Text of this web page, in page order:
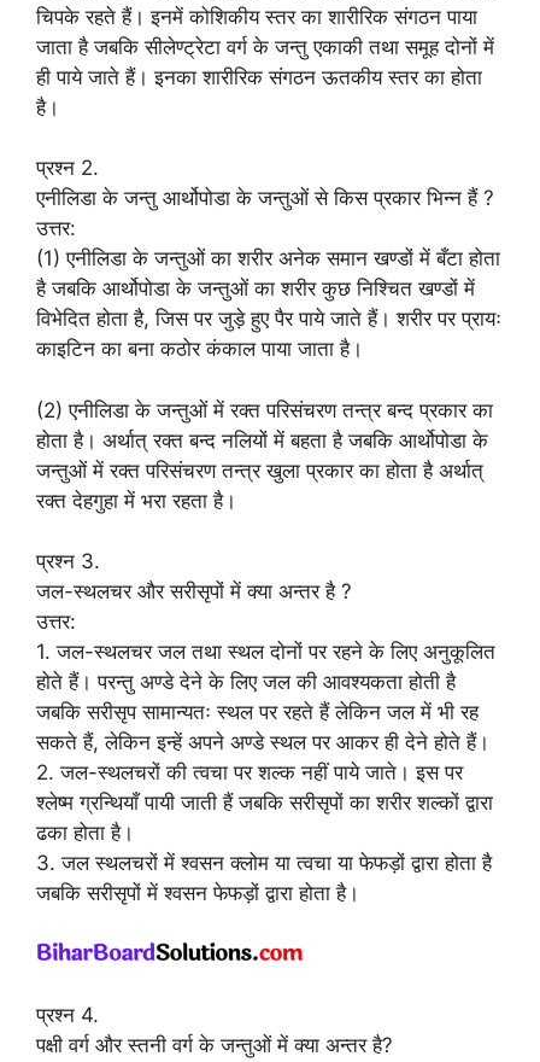
चिपके रहते हैं। इनमें कोशिकीय स्तर का शारीरिक संगठन पाया
जाता है जबकि सीलेण्ट्रेटा वर्ग के जन्तु एकाकी तथा समूह दोनों में
ही पाये जाते हैं। इनका शारीरिक संगठन ऊतकीय स्तर का होता
है।
प्रश्न 2.
एनीलिडा के जन्तु आर्थोपोडा के जन्तुओं से किस प्रकार भिन्न हैं ?
उत्तर:
(1) एनीलिडा के जन्तुओं का शरीर अनेक समान खण्डों में बँटा होता
है जबकि आर्थोपोडा के जन्तुओं का शरीर कुछ निश्चित खण्डों में
विभेदित होता है, जिस पर जुड़े हुए पैर पाये जाते हैं। शरीर पर प्रायः
काइटिन का बना कठोर कंकाल पाया जाता है।
(2) एनीलिडा के जन्तुओं में रक्त परिसंचरण तन्त्र बन्द प्रकार का
होता है। अर्थात् रक्त बन्द नलियों में बहता है जबकि आर्थोपोडा के
जन्तुओं में रक्त परिसंचरण तन्त्र खुला प्रकार का होता है अर्थात्
रक्त देहगुहा में भरा रहता है।
प्रश्न 3.
जल-स्थलचर और सरीसृपों में क्या अन्तर है ?
उत्तर:
1. जल-स्थलचर जल तथा स्थल दोनों पर रहने के लिए अनुकूलित
होते हैं। परन्तु अण्डे देने के लिए जल की आवश्यकता होती है
जबकि सरीसृप सामान्यतः स्थल पर रहते हैं लेकिन जल में भी रह
सकते हैं, लेकिन इन्हें अपने अण्डे स्थल पर आकर ही देने होते हैं।
2. जल-स्थलचरों की त्वचा पर शल्क नहीं पाये जाते। इस पर
श्लेष्म ग्रन्थियाँ पायी जाती हैं जबकि सरीसृपों का शरीर शल्कों द्वारा
ढका होता है।
3. जल स्थलचरों में श्वसन क्लोम या त्वचा या फेफड़ों द्वारा होता है
जबकि सरीसृपों में श्वसन फेफड़ों द्वारा होता है।
प्रश्न 4.
पक्षी वर्ग और स्तनी वर्ग के जन्तुओं में क्या अन्तर है?